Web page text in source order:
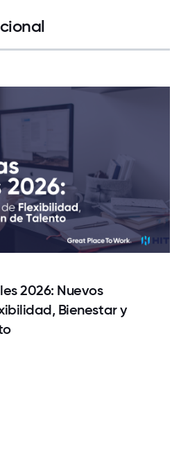
2026: Nuevos
Bienestar y